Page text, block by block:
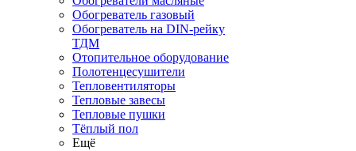
Обогреватель газовый
Обогреватель на DIN-рейку
ТДМ
Отопительное оборудование
Полотенцесушители
Тепловентиляторы
Тепловые завесы
Тепловые пушки
Тёплый пол
Ещё